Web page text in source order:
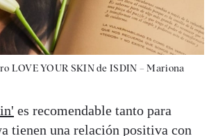
LOVE YOUR SKIN de ISDIN – Mariona
es recomendable tanto para
tienen una relación positiva con